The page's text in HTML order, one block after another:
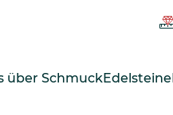
über SchmuckEdelsteine